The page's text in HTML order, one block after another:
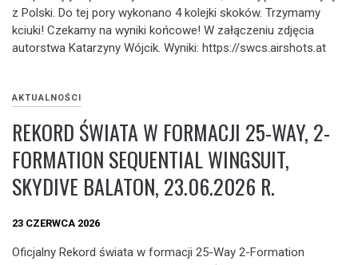
z Polski. Do tej pory wykonano 4 kolejki skoków. Trzymamy
kciuki! Czekamy na wyniki końcowe! W załączeniu zdjęcia
autorstwa Katarzyny Wójcik. Wyniki: https://swcs.airshots.at
AKTUALNOŚCI
REKORD ŚWIATA W FORMACJI 25-WAY, 2-
FORMATION SEQUENTIAL WINGSUIT,
SKYDIVE BALATON, 23.06.2026 R.
23 CZERWCA 2026
Oficjalny Rekord świata w formacji 25-Way 2-Formation